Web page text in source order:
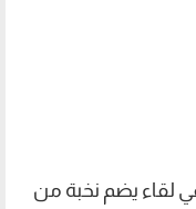
لقاء يضم نخبة من